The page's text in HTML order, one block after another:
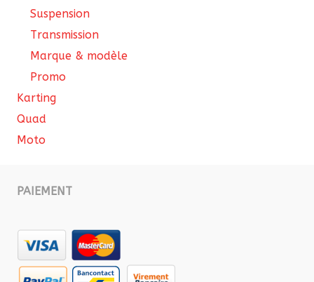
Suspension
Transmission
Marque & modèle
Promo
Karting
Quad
Moto
PAIEMENT